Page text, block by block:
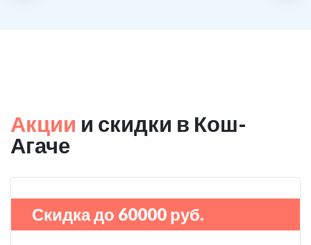
Акции и скидки в Кош-
Агаче
Скидка до 60000 руб.